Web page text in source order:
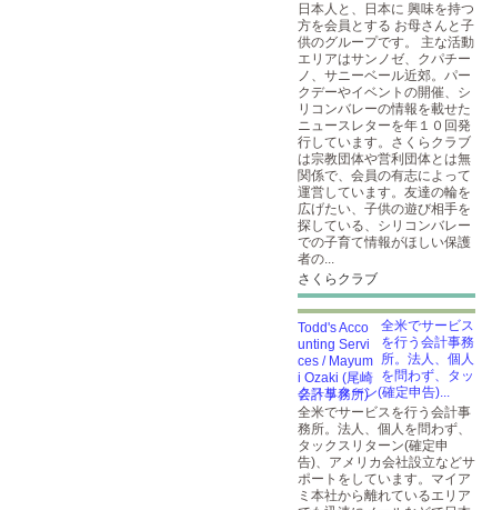
日本人と、日本に 興味を持つ
方を会員とする お母さんと子
供のグループです。 主な活動
エリアはサンノゼ、クパチー
ノ、サニーベール近郊。パー
クデーやイベントの開催、シ
リコンバレーの情報を載せた
ニュースレターを年１０回発
行しています。さくらクラブ
は宗教団体や営利団体とは無
関係で、会員の有志によって
運営しています。友達の輪を
広げたい、子供の遊び相手を
探している、シリコンバレー
での子育て情報がほしい保護
者の...
さくらクラブ
全米でサービス
を行う会計事務
所。法人、個人
を問わず、タッ
クスリターン(確定申告)...
全米でサービスを行う会計事
務所。法人、個人を問わず、
タックスリターン(確定申
告)、アメリカ会社設立などサ
ポートをしています。マイア
ミ本社から離れているエリア